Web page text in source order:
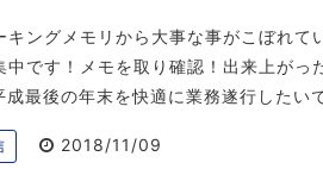
キングメモリから大事な事がこぼれて
中です！メモを取り確認！出来上がっ
成最後の年末を快適に業務遂行したい
2018/11/09